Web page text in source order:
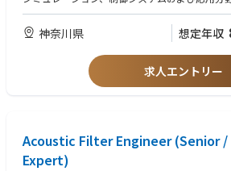
開発中に発生する課題を解決する。
ベルのシステム思考力およびイノベーション能
・閉ループ制御および減衰システムの設計経験
こと。以下のハイエンドカメラアクチュエータ
の開発・設計経験を有すること：ボールガイド
エータ、SMAアクチュエータ、ピエゾアクチュ
・CCMモジュール、レンズ、CMOSイメージセ
神奈川県 想定年収
求人エントリー
Acoustic Filter Engineer (Senior
Expert)